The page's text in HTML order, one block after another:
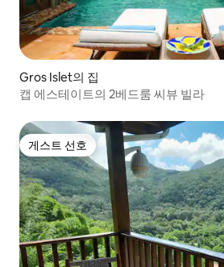
Gros Islet의 집
캡 에스테이트의 2베드룸 씨뷰 빌라
게스트 선호
게스트 선호